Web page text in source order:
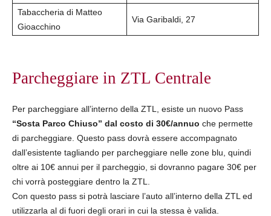
Tabaccheria di Matteo
Gioacchino
Via Garibaldi, 27
Parcheggiare in ZTL Centrale
Per parcheggiare all’interno della ZTL, esiste un nuovo Pass
“Sosta Parco Chiuso” dal costo di 30€/annuo che permette
di parcheggiare. Questo pass dovrà essere accompagnato
dall’esistente tagliando per parcheggiare nelle zone blu, quindi
oltre ai 10€ annui per il parcheggio, si dovranno pagare 30€ per
chi vorrà posteggiare dentro la ZTL.
Con questo pass si potrà lasciare l’auto all’interno della ZTL ed
utilizzarla al di fuori degli orari in cui la stessa è valida.